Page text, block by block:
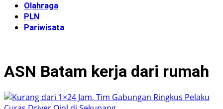
Olahraga
PLN
Pariwisata
ASN Batam kerja dari rumah